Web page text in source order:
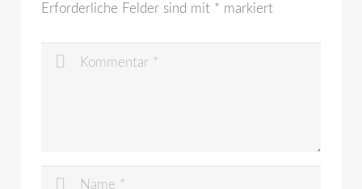
Erforderliche Felder sind mit * markiert